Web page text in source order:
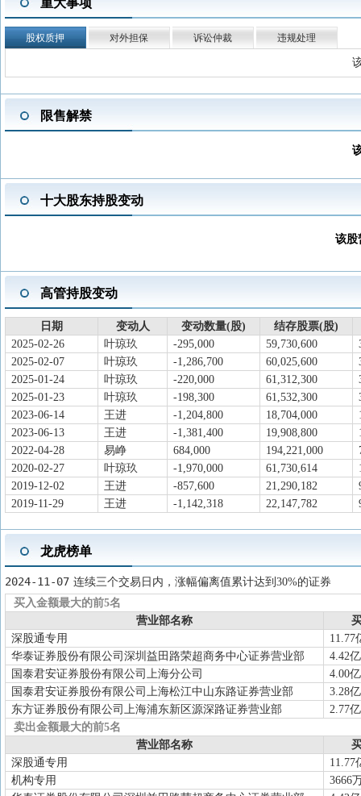
2026-04-09
2026-03-30
股东大会
于2026-03-30召开2025年年度股东大
2026-03-10
年报披露
2025年年报归属净利润32.05亿元，
2026-01-18
新增概念 2026-01-18新增概念：AI应用 查看
2025-10-23
2025-09-10
股东大会
于2025-09-10召开2025年第一次临时
2025-08-27
沪深港通
2025年中报归属净利润5.019亿元，
2025-04-25
股东户数
截止2025-03-31，公司A股股东户数
2025-03-27
分红送转
2025-03-18
股东大会
于2025-03-18召开2024年年度股东大
2025-02-26
高管减持
叶琼玖(董事,高管)减持29.5万股，交
2025-02-25
年报披露
2024年年报归属净利润18.23亿元，
2025-01-14
限售解禁
2025-01-14解禁数量201.6万股，占
2024-11-15
违规处罚
违规类型：未依法履行其他职责，
人：中国证券监督管理委员会浙江
2024-11-07
龙虎榜
买入总额12.91亿元，卖出总额15.71
2024-10-24
三季报披露 2024年三季报归属净利润6.51亿元，
重大事项
股权质押 对外担保 诉讼仲裁 违规处理
限售解禁
十大股东持股变动
该股
高管持股变动
日期 变动人 变动数量(股)
结存股票(股)
2025-02-26
叶琼玖 -295,000 59,730,600
2025-02-07
叶琼玖 -1,286,700 60,025,600
2025-01-24
叶琼玖 -220,000 61,312,300
2025-01-23
叶琼玖 -198,300 61,532,300
2023-06-14
王进 -1,204,800 18,704,000
2023-06-13
王进 -1,381,400 19,908,800
2022-04-28
易峥 684,000 194,221,000
2020-02-27
叶琼玖 -1,970,000 61,730,614
2019-12-02
王进 -857,600 21,290,182
2019-11-29
王进 -1,142,318 22,147,782
龙虎榜单
2024-11-07 连续三个交易日内，涨幅偏离值累计达到30%的证券
买入金额最大的前5名
营业部名称
深股通专用
11.77
华泰证券股份有限公司深圳益田路荣超商务中心证券营业部
4.42亿
国泰君安证券股份有限公司上海分公司
4.00亿
国泰君安证券股份有限公司上海松江中山东路证券营业部
3.28亿
东方证券股份有限公司上海浦东新区源深路证券营业部
2.77亿
卖出金额最大的前5名
营业部名称
深股通专用
11.77
机构专用
3666